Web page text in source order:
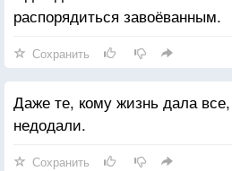
распорядиться завоёванным.
Сохранить
Даже те, кому жизнь дала
недодали.
Сохранить